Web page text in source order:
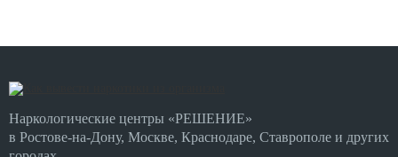
Наркологические центры «РЕШЕНИЕ»
в Ростове-на-Дону, Москве, Краснодаре, Ставрополе и других